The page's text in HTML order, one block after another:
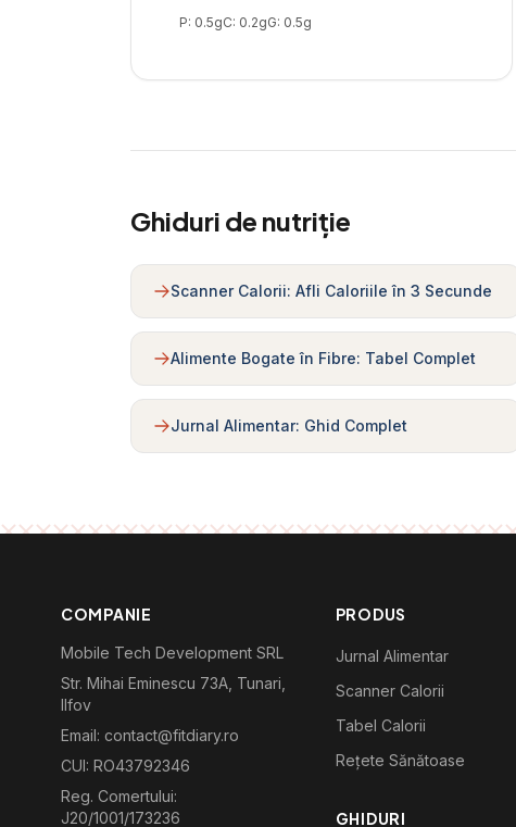
P: 0.5gC: 0.2gG: 0.5g
Ghiduri de nutriție
Scanner Calorii: Afli Caloriile în 3 Secunde
Alimente Bogate în Fibre: Tabel Complet
Jurnal Alimentar: Ghid Complet
COMPANIE
Mobile Tech Development SRL
Str. Mihai Eminescu 73A, Tunari,
Ilfov
Email: contact@fitdiary.ro
CUI: RO43792346
Reg. Comertului:
J20/1001/173236
PRODUS
Jurnal Alimentar
Scanner Calorii
Tabel Calorii
Rețete Sănătoase
GHIDURI